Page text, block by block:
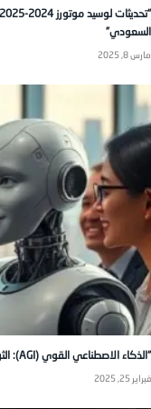
السعودي”
مارس 8, 2025
“الذكاء الاصطناعي القوي (AGI): الثورة القادمة في محاكاة الذكاء البشري”
فبراير 25, 2025